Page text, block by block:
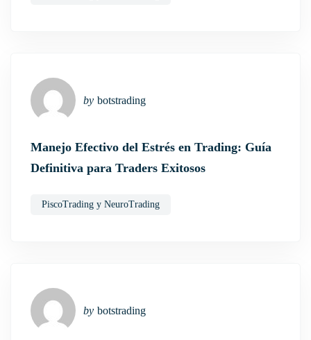
Manejo Efectivo del Estrés en Trading: Guía
Definitiva para Traders Exitosos
by botstrading
PiscoTrading y NeuroTrading
by botstrading